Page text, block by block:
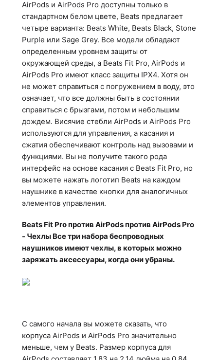
AirPods и AirPods Pro доступны только в
стандартном белом цвете, Beats предлагает
четыре варианта: Beats White, Beats Black, Stone
Purple или Sage Grey. Все модели обладают
определенным уровнем защиты от
окружающей среды, а Beats Fit Pro, AirPods и
AirPods Pro имеют класс защиты IPX4. Хотя он
не может справиться с погружением в воду, это
означает, что все должны быть в состоянии
справиться с брызгами, потом и небольшим
дождем. Висячие стебли AirPods и AirPods Pro
используются для управления, а касания и
сжатия обеспечивают контроль над вызовами и
функциями. Вы не получите такого рода
интерфейс на основе касания с Beats Fit Pro, но
вы можете нажать логотип Beats на каждом
наушнике в качестве кнопки для аналогичных
элементов управления.
Beats Fit Pro против AirPods против AirPods Pro
- Чехлы Все три набора беспроводных
наушников имеют чехлы, в которых можно
заряжать аксессуары, когда они убраны.
С самого начала вы можете сказать, что
корпуса AirPods и AirPods Pro значительно
меньше, чем у Beats. Размер корпуса для